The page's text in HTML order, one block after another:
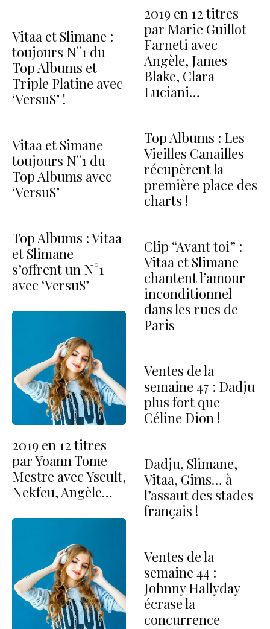
Vitaa et Slimane :
toujours N°1 du
Top Albums et
Triple Platine avec
‘VersuS’ !
Vitaa et Simane
toujours N°1 du
Top Albums avec
‘VersuS’
Top Albums : Vitaa
et Slimane
s’offrent un N°1
avec ‘VersuS’
2019 en 12 titres
par Yoann Tome
Mestre avec Yseult,
Nekfeu, Angèle…
2019 en 12 titres
par Marie Guillot
Farneti avec
Angèle, James
Blake, Clara
Luciani…
Top Albums : Les
Vieilles Canailles
récupèrent la
première place des
charts !
Clip “Avant toi” :
Vitaa et Slimane
chantent l’amour
inconditionnel
dans les rues de
Paris
Ventes de la
semaine 47 : Dadju
plus fort que
Céline Dion !
Dadju, Slimane,
Vitaa, Gims… à
l’assaut des stades
français !
Ventes de la
semaine 44 :
Johnny Hallyday
écrase la
concurrence